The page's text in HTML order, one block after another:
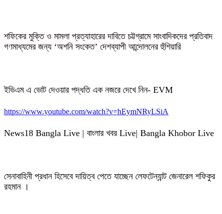
শফিকের মুক্তি ও মামলা প্রত্যাহারের দাবিতে চট্টগ্রামে সাংবাদিকদের প্রতিবাদ
গণমাধ্যমের জন্য ‘অশনি সংকেত’ দেশব্যাপী আন্দোলনের হুঁশিয়ারি
ইভিএম এ ভোট দেওয়ার পদ্ধতি এক নজরে দেখে নিন- EVM
https://www.youtube.com/watch?v=hEymNRyLSiA
News18 Bangla Live | বাংলার খবর Live| Bangla Khobor Live
সেনাবাহিনী প্রধান হিসেবে দায়িত্ব পেতে যাচ্ছেন লেফটেন্যান্ট জেনারেল শফিকুর
রহমান ।